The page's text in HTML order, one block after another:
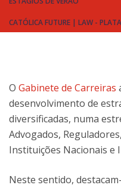
CATÓLICA FUTURE | LAW -
O Gabinete de Carreiras
desenvolvimento de
diversificadas, numa
Advogados,
Instituições Nacionais e
Neste sentido,